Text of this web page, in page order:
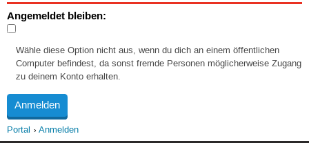
Angemeldet bleiben:
Wähle diese Option nicht aus, wenn du dich an einem öffentlichen
Computer befindest, da sonst fremde Personen möglicherweise Zugang
zu deinem Konto erhalten.
Portal Anmelden